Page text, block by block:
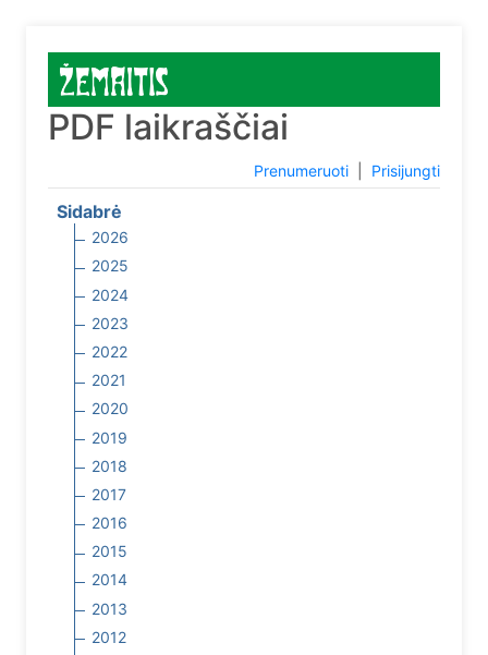
PDF laikraščiai
Prenumeruoti Prisijungti
Sidabrė
2026
2025
2024
2023
2022
2021
2020
2019
2018
2017
2016
2015
2014
2013
2012